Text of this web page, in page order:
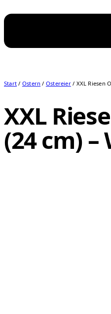
Start / Ostern / Ostereier/ XXL Riesen
XXL
(24 cm) –